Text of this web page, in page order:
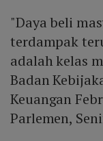
"Daya beli
terdampak
adalah kelas
Badan
Keuangan
Parlemen,